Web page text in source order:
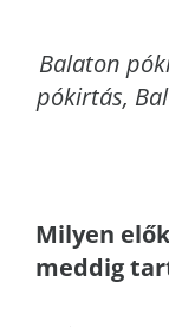
Balaton
pókirtás,
Milyen
meddig